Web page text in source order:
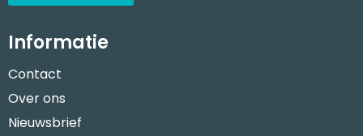
Informatie
Contact
Over ons
Nieuwsbrief